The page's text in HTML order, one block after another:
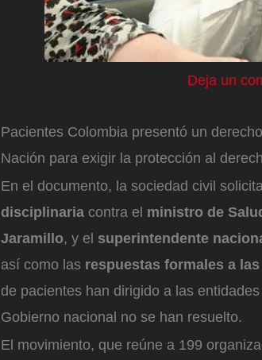
Deja un
Pacientes Colombia presentó un
Nación para exigir la protección al
En el documento, la sociedad civil
disciplinaria contra el ministro de
Jaramillo, y el superintendente
así como las respuestas formales a
de pacientes han dirigido a las
Gobierno nacional no se han resuelto.
El movimiento, que reúne a 199